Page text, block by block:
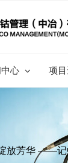
心 项
放芳华 ——记